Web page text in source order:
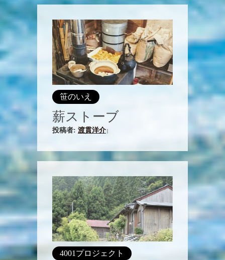
笹のいえ
薪ストーブ
投稿者: 渡貫洋介
4001プロジェクト